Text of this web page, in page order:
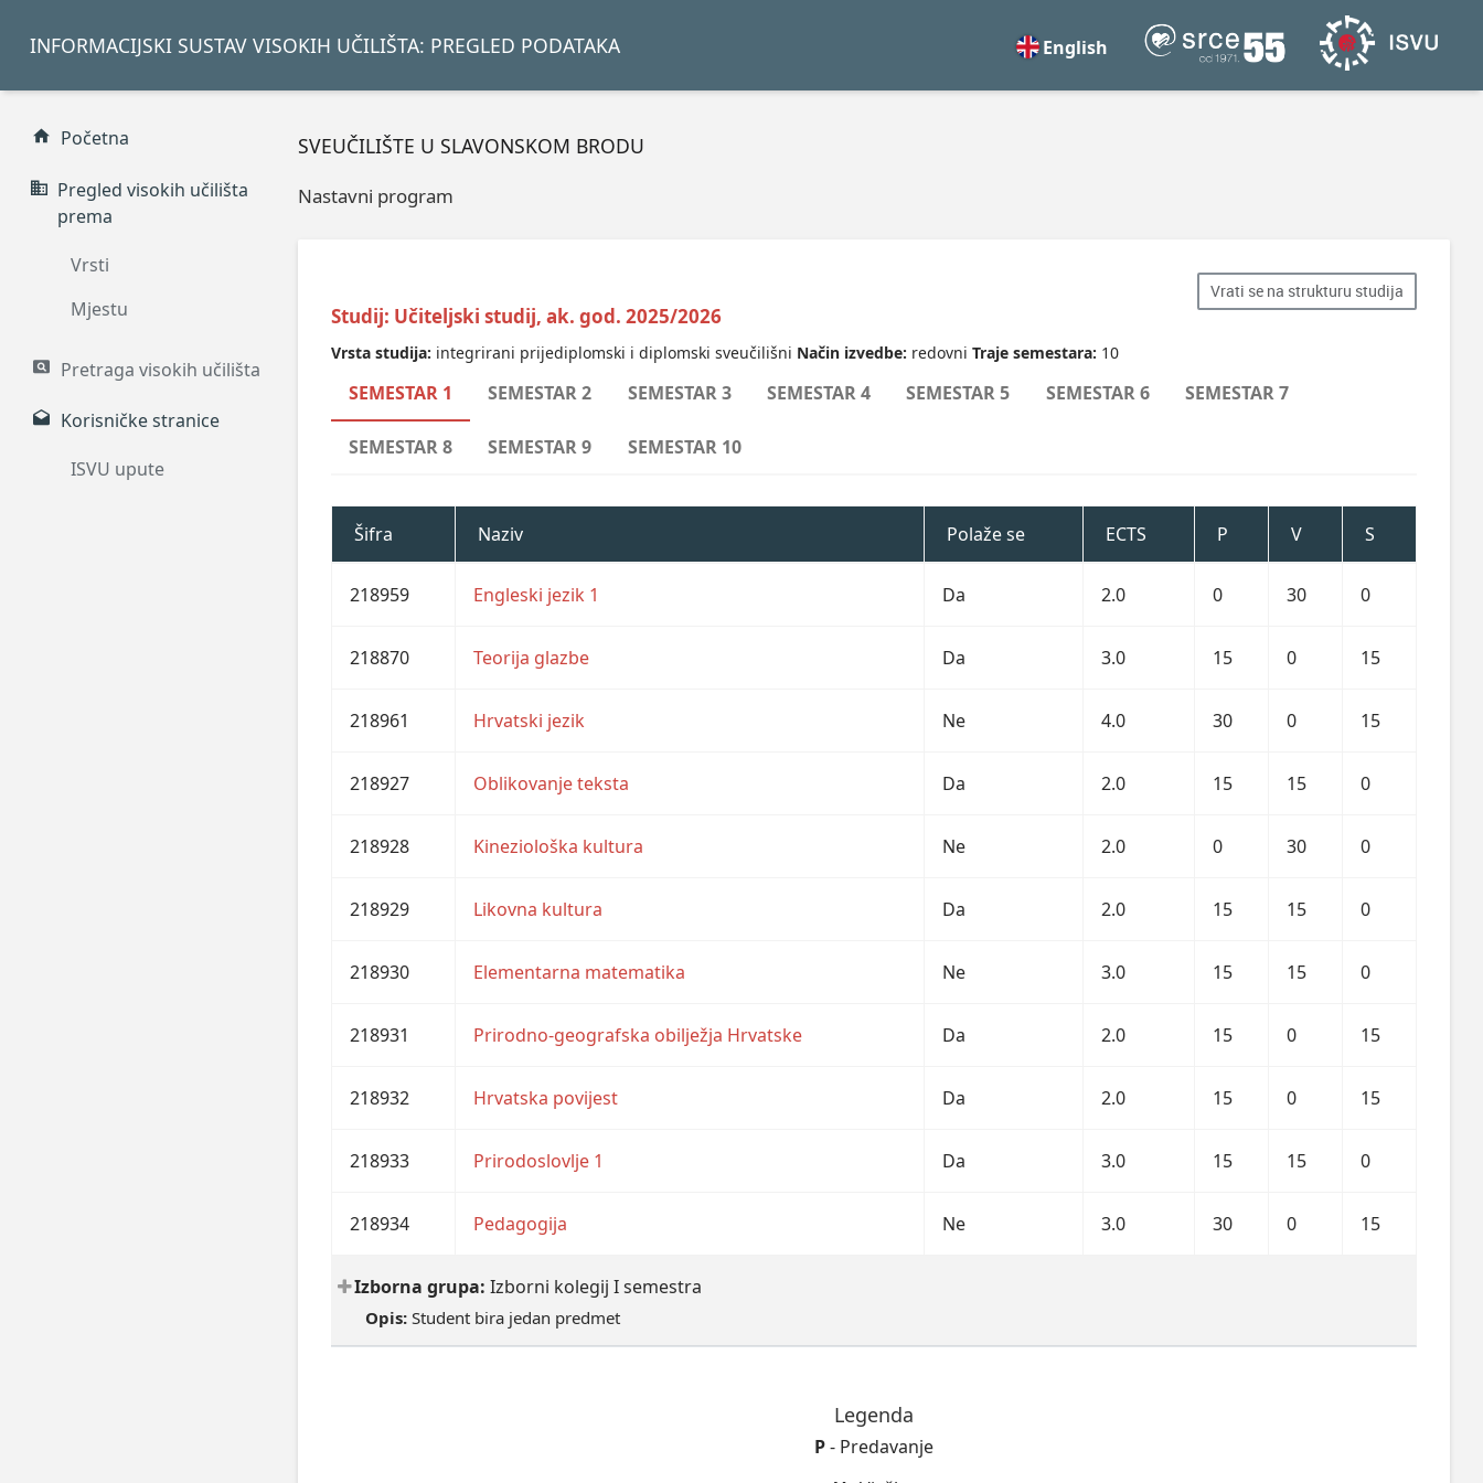
INFORMACIJSKI SUSTAV VISOKIH UČILIŠTA: PREGLED PODATAKA English
Početna
Pregled visokih učilišta
prema
Vrsti
Mjestu
Pretraga visokih učilišta
Korisničke stranice
ISVU upute
SVEUČILIŠTE U SLAVONSKOM BRODU
Nastavni program
Vrati se na strukturu studija
Studij: Učiteljski studij, ak. god. 2025/2026
Vrsta studija: integrirani prijediplomski i diplomski sveučilišni Način izvedbe: redovni Traje semestara: 10
SEMESTAR 1 SEMESTAR 2 SEMESTAR 3 SEMESTAR 4 SEMESTAR 5 SEMESTAR 6 SEMESTAR 7
SEMESTAR 8 SEMESTAR 9 SEMESTAR 10
Šifra Naziv Polaže se ECTS P V S
218959 Engleski jezik 1 Da 2.0 0 30 0
218870 Teorija glazbe Da 3.0 15 0 15
218961 Hrvatski jezik Ne 4.0 30 0 15
218927 Oblikovanje teksta Da 2.0 15 15 0
218928 Kineziološka kultura Ne 2.0 0 30 0
218929 Likovna kultura Da 2.0 15 15 0
218930 Elementarna matematika Ne 3.0 15 15 0
218931 Prirodno-geografska obilježja Hrvatske Da 2.0 15 0 15
218932 Hrvatska povijest Da 2.0 15 0 15
218933 Prirodoslovlje 1 Da 3.0 15 15 0
218934 Pedagogija Ne 3.0 30 0 15
Izborna grupa: Izborni kolegij I semestra
Opis: Student bira jedan predmet
Legenda
P- Predavanje